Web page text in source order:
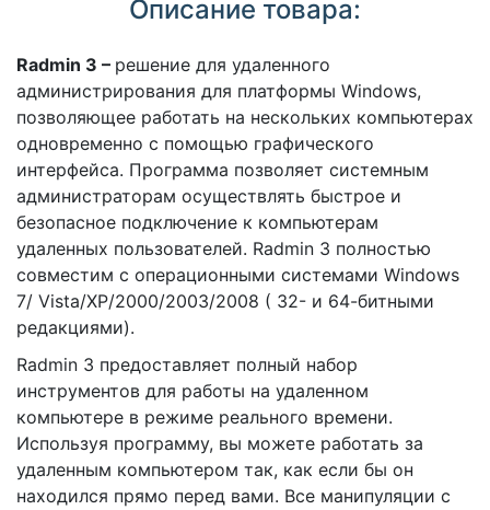
Описание товара:
Radmin 3 – решение для удаленного
администрирования для платформы Windows,
позволяющее работать на нескольких компьютерах
одновременно с помощью графического
интерфейса. Программа позволяет системным
администраторам осуществлять быстрое и
безопасное подключение к компьютерам
удаленных пользователей. Radmin 3 полностью
совместим с операционными системами Windows
7/ Vista/XP/2000/2003/2008 ( 32- и 64-битными
редакциями).
Radmin 3 предоставляет полный набор
инструментов для работы на удаленном
компьютере в режиме реального времени.
Используя программу, вы можете работать за
удаленным компьютером так, как если бы он
находился прямо перед вами. Все манипуляции с